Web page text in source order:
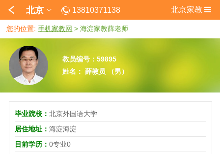
北京 13810371138 北京家教
您的位置:手机家教网 >海淀家教薛老师
教员编号：59895
姓名： 薛教员 （男）
毕业院校：北京外国语大学
居住地址：海淀海淀
目前学历：0专业0